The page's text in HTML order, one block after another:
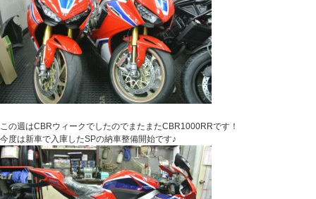
この週はCBRウィークでしたのでまたまたCBR1000RRです！
今度は新車で入庫したSPの納車整備開始です♪